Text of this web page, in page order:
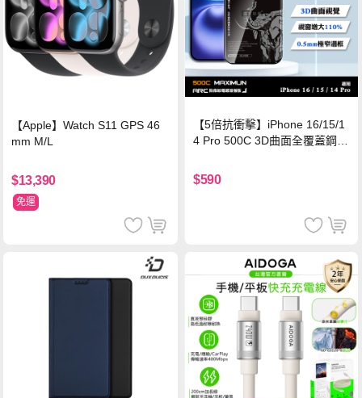
【Apple】Watch S11 GPS 46
mm M/L
$13,390
免運
【5倍抗衝擊】iPhone 16/15/1
4 Pro 500C 3D曲面全覆蓋鋼化
保護貼
$590